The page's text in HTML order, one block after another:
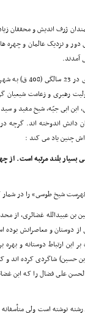
ژرف اندیش و محققان
و نزدیک عالمان و
آمدند.
شیخ طوسى (385 - 460
رهبرى و زعامت شیعیان
ابن ابى جیّه، شیخ مفید و
دانش اندوخته اند.
چنین یاد مى کند :
بلند مرتبه است. از
«فهرست شیخ طوسى» را در
بن عبیدالله غضائرى، از
(متوفى 410 ق) که او نیز یکى از
این ارتباط دوستانه و
حسین) شاگردى کرده اند و
على فضال را که ابن
نوشته است ولى